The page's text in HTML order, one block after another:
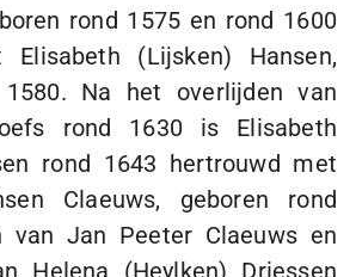
rond 1575 en rond 1600
Elisabeth (Lijsken) Hansen,
Na het overlijden van
rond 1630 is Elisabeth
rond 1643 hertrouwd met
Claeuws, geboren rond
van Jan Peeter Claeuws en
Helena (Heylken) Driessen